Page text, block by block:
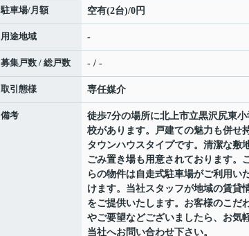
駐車場/月額 空有(2台)/0円
用途地域 -
募集戸数 / 総戸数 - / -
取引態様 専任媒介
備考
徒歩7分の場所に北上市立黒沢尻東小
校があります。戸建ての魅力も併せ
タウンハウスタイプです。清潔な敷
ごみ置き場も用意されております。
らの物件は自走式駐車場がご利用い
けます。当社スタッフが地域の賃貸
をご提供いたします。お客様のこだ
やご要望などございましたら、お気
当社へお問い合わせ下さい。